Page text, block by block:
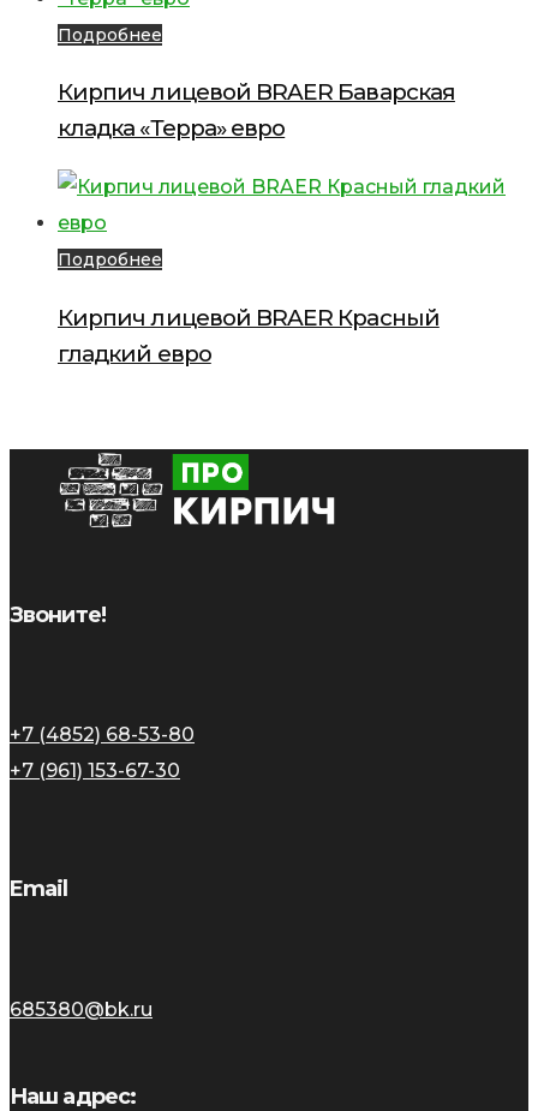
Подробнее
Кирпич лицевой BRAER Баварская
кладка «Терра» евро
Подробнее
Кирпич лицевой BRAER Красный
гладкий евро
Звоните!
+7 (4852) 68-53-80
+7 (961) 153-67-30
Email
685380@bk.ru
Наш адрес: